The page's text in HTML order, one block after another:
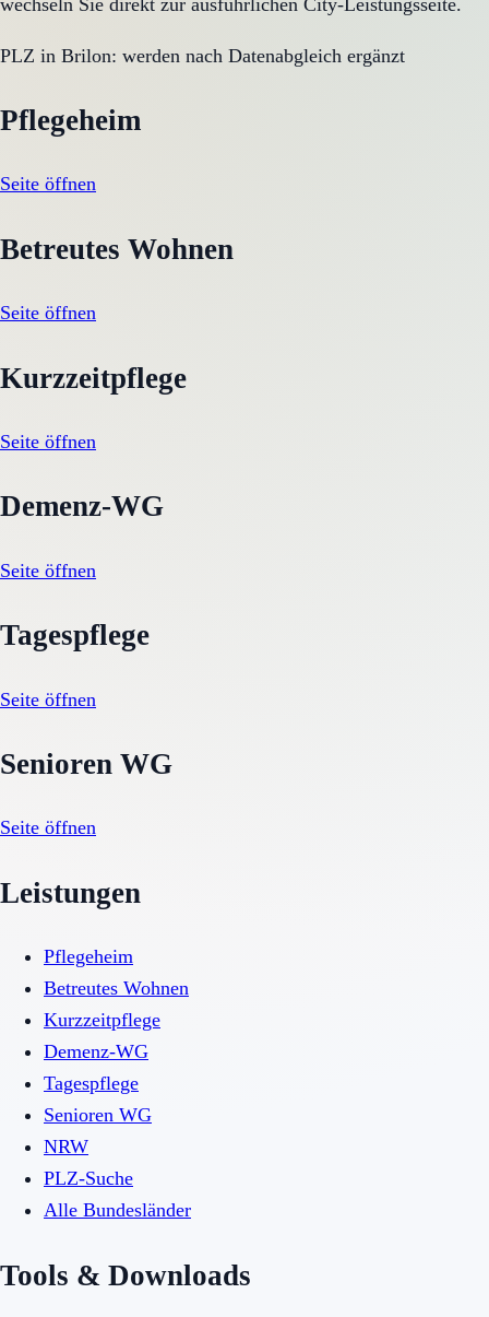
PLZ in Brilon: werden nach Datenabgleich ergänzt
Pflegeheim
Seite öffnen
Betreutes Wohnen
Seite öffnen
Kurzzeitpflege
Seite öffnen
Demenz-WG
Seite öffnen
Tagespflege
Seite öffnen
Senioren WG
Seite öffnen
Leistungen
Pflegeheim
Betreutes Wohnen
Kurzzeitpflege
Demenz-WG
Tagespflege
Senioren WG
NRW
PLZ-Suche
Alle Bundesländer
Tools & Downloads